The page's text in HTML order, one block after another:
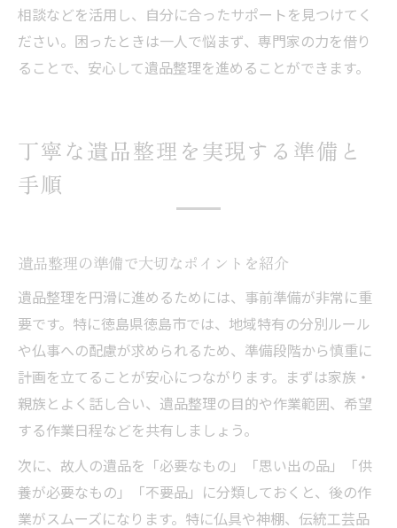
相談などを活用し、自分に合ったサポートを見つけてく
ださい。困ったときは一人で悩まず、専門家の力を借り
ることで、安心して遺品整理を進めることができます。
丁寧な遺品整理を実現する準備と
手順
遺品整理の準備で大切なポイントを紹介
遺品整理を円滑に進めるためには、事前準備が非常に重
要です。特に徳島県徳島市では、地域特有の分別ルール
や仏事への配慮が求められるため、準備段階から慎重に
計画を立てることが安心につながります。まずは家族・
親族とよく話し合い、遺品整理の目的や作業範囲、希望
する作業日程などを共有しましょう。
次に、故人の遺品を「必要なもの」「思い出の品」「供
養が必要なもの」「不要品」に分類しておくと、後の作
業がスムーズになります。特に仏具や神棚、伝統工芸品